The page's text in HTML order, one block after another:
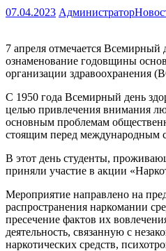
07.04.2023 Администратор
7 апреля отмечается Всемирный
ознаменование годовщины
организации здравоохранения
С 1950 года Всемирный день
целью привлечения внимания
основным проблемам
стоящим перед международным
В этот день студенты,
приняли участие в акции
Мероприятие направлено на
распространения наркомании
пресечение фактов их
деятельность, связанную с
наркотических средств,